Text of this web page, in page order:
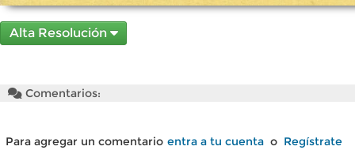
Alta Resolución
Comentarios:
Para agregar un comentario entra a tu cuenta o Regístrate